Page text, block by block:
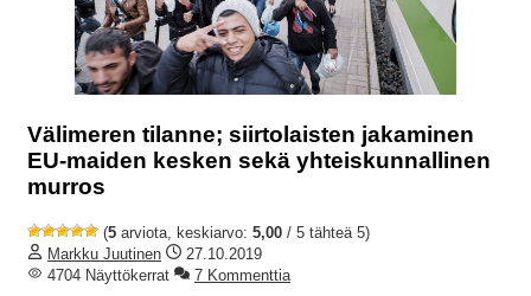
Välimeren tilanne; siirtolaisten jakaminen
EU-maiden kesken sekä yhteiskunnallinen
murros
(5 arviota, keskiarvo: 5,00 / 5 tähteä 5)
Markku Juutinen
27.10.2019
4704 Näyttökerrat
7 Kommenttia